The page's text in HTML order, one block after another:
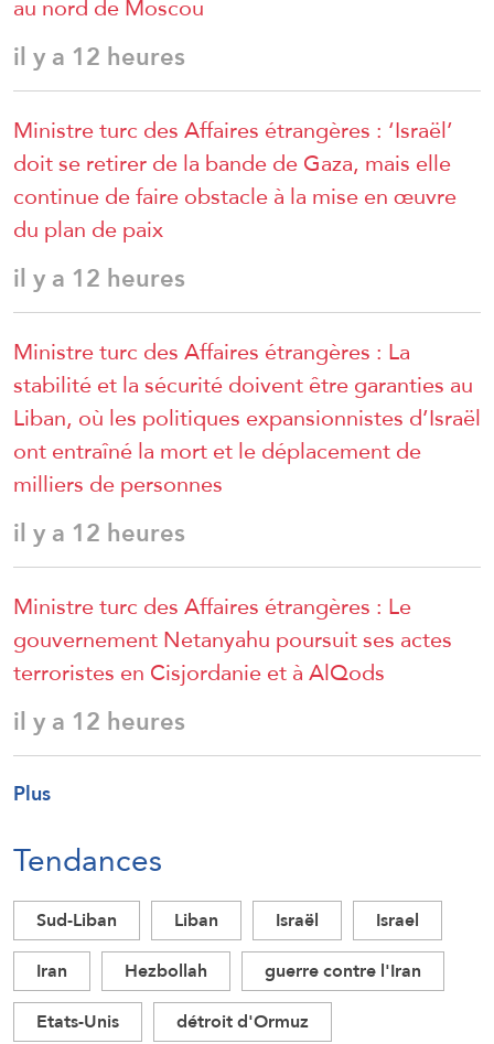
il y a 12 heures
Ministre turc des Affaires étrangères : ‘Israël’
doit se retirer de la bande de Gaza, mais elle
continue de faire obstacle à la mise en œuvre
du plan de paix
il y a 12 heures
Ministre turc des Affaires étrangères : La
stabilité et la sécurité doivent être garanties au
Liban, où les politiques expansionnistes d’Israël
ont entraîné la mort et le déplacement de
milliers de personnes
il y a 12 heures
Ministre turc des Affaires étrangères : Le
gouvernement Netanyahu poursuit ses actes
terroristes en Cisjordanie et à AlQods
il y a 12 heures
Plus
Tendances
Sud-Liban Liban Israël
Israel
Iran
Hezbollah
guerre contre l'Iran
Etats-Unis
détroit d'Ormuz